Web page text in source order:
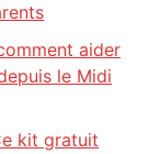
aider
le Midi
kit gratuit